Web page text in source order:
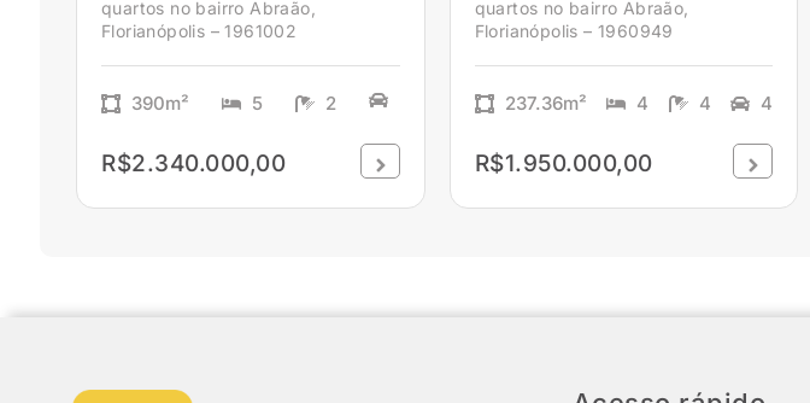
quartos no bairro Abraão,
Florianópolis – 1961002
390m² 5 2
R$2.340.000,00
quartos no bairro Abraão,
Florianópolis – 1960949
237.36m² 4 4 4
R$1.950.000,00